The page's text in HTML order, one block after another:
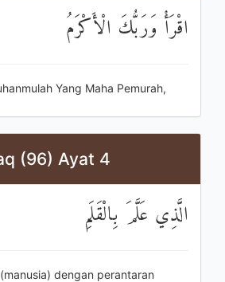
اقْرَأْ وَرَبُّكَ الْأَكْرَمُ
Yang Maha Pemurah,
(96) Ayat 4
الَّذِي عَلَّمَ بِالْقَلَمِ
dengan perantaran